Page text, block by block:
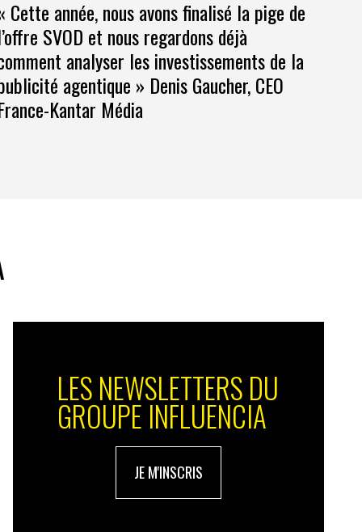
Cette année, nous avons finalisé la pige de
SVOD et nous regardons déjà
analyser les investissements de la
agentique » Denis Gaucher, CEO
Kantar Média
LES NEWSLETTERS DU
GROUPE INFLUENCIA
JE M'INSCRIS